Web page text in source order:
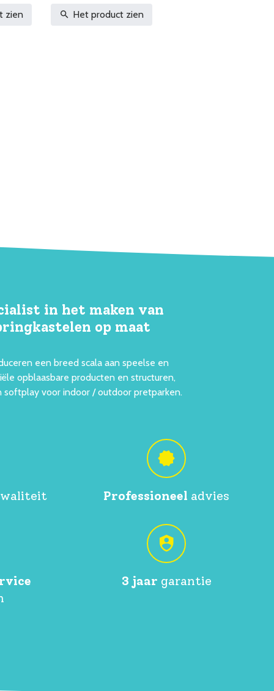
zien Het product zien
in het maken van
op maat
een breed scala aan speelse en
opblaasbare producten en structuren,
softplay voor indoor / outdoor pretparken.
Professioneel advies
3 jaar garantie